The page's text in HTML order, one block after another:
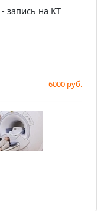
- запись на КТ
6000 руб.